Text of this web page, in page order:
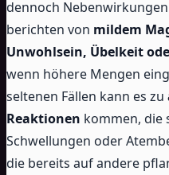
dennoch
berichten von mildem
Unwohlsein, Übelkeit
wenn höhere Mengen
seltenen Fällen kann es zu
Reaktionen kommen, die
Schwellungen oder
die bereits auf andere